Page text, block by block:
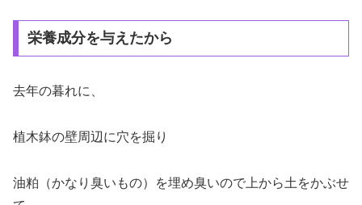
栄養成分を与えたから
去年の暮れに、
植木鉢の壁周辺に穴を掘り
油粕（かなり臭いもの）を埋め臭いので上から土をかぶせ